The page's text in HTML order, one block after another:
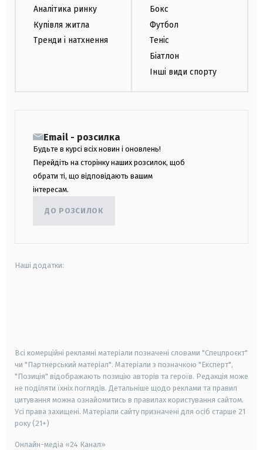
Аналітика ринку
Купівля житла
Тренди і натхнення
Бокс
Футбол
Теніс
Біатлон
Інші види спорту
Email - розсилка
Будьте в курсі всіх новин і оновлень!
Перейдіть на сторінку наших розсилок, щоб
обрати ті, що відповідають вашим
інтересам.
ДО РОЗСИЛОК
Наші додатки:
Всі комерційні рекламні матеріали позначені словами "Спецпроєкт"
чи "Партнерський матеріал". Матеріали з позначкою "Експерт",
"Позиція" відображають позицію авторів та героїв. Редакція може
не поділяти їхніх поглядів. Детальніше щодо реклами та правил
цитування можна ознайомитись в правилах користування сайтом.
Усі права захищені. Матеріали сайту призначені для осіб старше 21
року (21+)
Онлайн-медіа «24 Канал»